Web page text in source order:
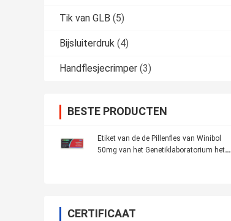
Tik van GLB (5)
Bijsluiterdruk (4)
Handflesjecrimper (3)
BESTE PRODUCTEN
Etiket van de de Pillenfles van Winibol
50mg van het Genetiklaboratorium het
CERTIFICAAT